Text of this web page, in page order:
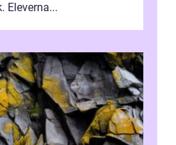
Eleverna...